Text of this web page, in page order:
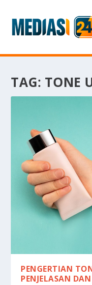
TAG: TONE
PENGERTIAN
PENJELASAN